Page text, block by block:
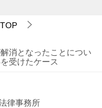
TOP
消となったことについ
受けたケース
律事務所